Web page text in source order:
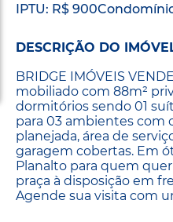
IPTU: R$ 900
DESCRIÇÃO DO
BRIDGE IMÓVEIS
mobiliado com 88m²
dormitórios sendo 01
para 03 ambientes com
planejada, área de
garagem cobertas. Em
Planalto para quem
praça à disposição em
Agende sua visita com